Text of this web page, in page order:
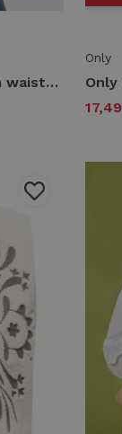
Only onlkennedy sl dnm waistcoat bj noos Gilets light blue denim
Only
17,49